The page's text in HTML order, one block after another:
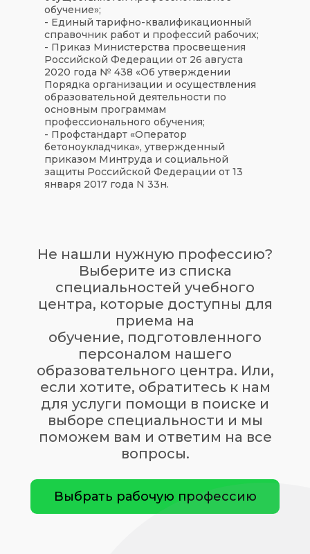
обучение»;
- Единый тарифно-квалификационный
справочник работ и профессий рабочих;
- Приказ Министерства просвещения
Российской Федерации от 26 августа
2020 года № 438 «Об утверждении
Порядка организации и осуществления
образовательной деятельности по
основным программам
профессионального обучения;
- Профстандарт «Оператор
бетоноукладчика», утвержденный
приказом Минтруда и социальной
защиты Российской Федерации от 13
января 2017 года N 33н.
Не нашли нужную профессию?
Выберите из списка
специальностей учебного
центра, которые доступны для
приема на
обучение, подготовленного
персоналом нашего
образовательного центра. Или,
если хотите, обратитесь к нам
для услуги помощи в поиске и
выборе специальности и мы
поможем вам и ответим на все
вопросы.
Выбрать рабочую профессию